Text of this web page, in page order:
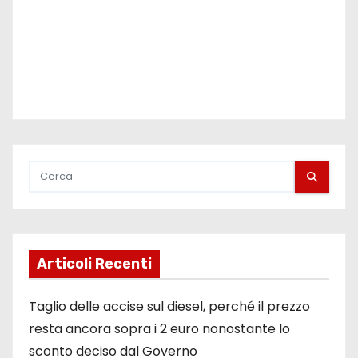
Articoli Recenti
Taglio delle accise sul diesel, perché il prezzo
resta ancora sopra i 2 euro nonostante lo
sconto deciso dal Governo